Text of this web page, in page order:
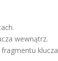
wewnątrz.
klucza